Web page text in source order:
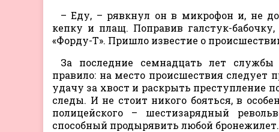
– Еду, – рявкнул он в микрофон и, не
кепку и плащ. Поправив галстук-
«Форду-Т». Пришло известие о
За последние семнадцать лет
правило: на место происшествия следует
удачу за хвост и раскрыть преступление
следы. И не стоит никого бояться, в
полицейского – шестизарядный
способный продырявить любой бронежилет.